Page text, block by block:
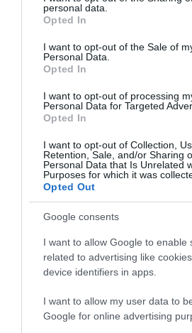
grant or deny consent to Google and
use your data for below specified
consent section.
personal data.
Opted In
I want to opt-out of the Sale of
Personal Data.
Opted In
I want to opt-out of processing
Personal Data for Targeted
Opted In
I want to opt-out of Collection,
Retention, Sale, and/or Sharing
Personal Data that Is Unrelated
Purposes for which it was
Opted Out
Google consents
I want to allow Google to enable
related to advertising like
device identifiers in apps.
I want to allow my user data to
Google for online advertising
bizonyos tekintetben még
esemény, 1988 szeptember 6-án
Now koncertje, amin rengeteg
színpadra szintén a
újjáépülve a Puskás Aréna nevet
A Forma 1 a világ egyik
családok millióinak a vasárnapi
sziesztájának része.Egy olyan
elképesztően erős tradíciókkal
számon van tartva minden
rendező ország. Egy olyan
néhány éven keresztül,
megrendezni is
igen zsúfolt idényben is
ennél néhánnyal kevesebb